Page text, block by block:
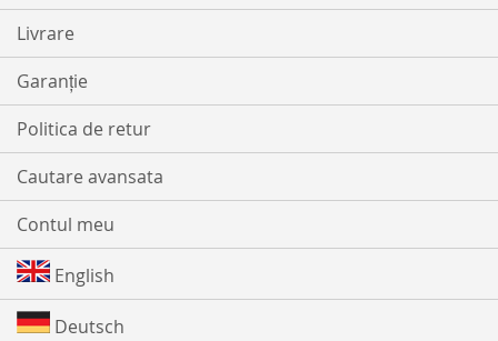
Livrare
Garanție
Politica de retur
Cautare avansata
Contul meu
English
Deutsch